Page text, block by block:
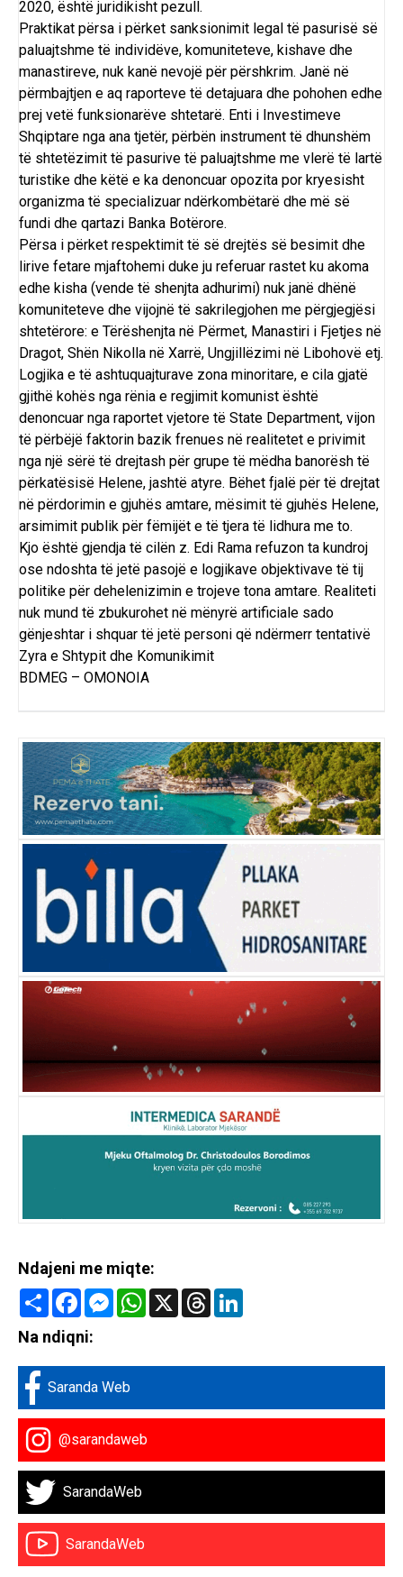
2020, është juridikisht pezull.
Praktikat përsa i përket sanksionimit legal të pasurisë së
paluajtshme të individëve, komuniteteve, kishave dhe
manastireve, nuk kanë nevojë për përshkrim. Janë në
përmbajtjen e aq raporteve të detajuara dhe pohohen edhe
prej vetë funksionarëve shtetarë. Enti i Investimeve
Shqiptare nga ana tjetër, përbën instrument të dhunshëm
të shtetëzimit të pasurive të paluajtshme me vlerë të lartë
turistike dhe këtë e ka denoncuar opozita por kryesisht
organizma të specializuar ndërkombëtarë dhe më së
fundi dhe qartazi Banka Botërore.
Përsa i përket respektimit të së drejtës së besimit dhe
lirive fetare mjaftohemi duke ju referuar rastet ku akoma
edhe kisha (vende të shenjta adhurimi) nuk janë dhënë
komuniteteve dhe vijojnë të sakrilegjohen me përgjegjësi
shtetërore: e Tërëshenjta në Përmet, Manastiri i Fjetjes në
Dragot, Shën Nikolla në Xarrë, Ungjillëzimi në Libohovë etj.
Logjika e të ashtuquajturave zona minoritare, e cila gjatë
gjithë kohës nga rënia e regjimit komunist është
denoncuar nga raportet vjetore të State Department, vijon
të përbëjë faktorin bazik frenues në realitetet e privimit
nga një sërë të drejtash për grupe të mëdha banorësh të
përkatësisë Helene, jashtë atyre. Bëhet fjalë për të drejtat
në përdorimin e gjuhës amtare, mësimit të gjuhës Helene,
arsimimit publik për fëmijët e të tjera të lidhura me to.
Kjo është gjendja të cilën z. Edi Rama refuzon ta kundroj
ose ndoshta të jetë pasojë e logjikave objektivave të tij
politike për dehelenizimin e trojeve tona amtare. Realiteti
nuk mund të zbukurohet në mënyrë artificiale sado
gënjeshtar i shquar të jetë personi që ndërmerr tentativë
Zyra e Shtypit dhe Komunikimit
BDMEG – OMONOIA
Ndajeni me miqte:
Share FacebookMessenger
WhatsApp
X Threads
Na ndiqni:
Saranda Web
@sarandaweb
SarandaWeb
SarandaWeb